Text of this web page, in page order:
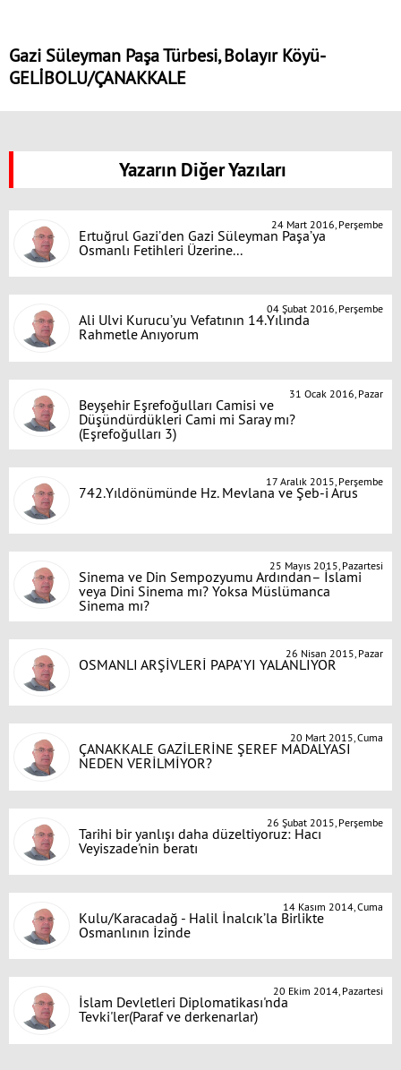
Gazi Süleyman Paşa Türbesi, Bolayır Köyü-
GELİBOLU/ÇANAKKALE
Yazarın Diğer Yazıları
Ertuğrul Gazi’den Gazi Süleyman Paşa’ya
Osmanlı Fetihleri Üzerine...
24 Mart 2016, Perşembe
Ali Ulvi Kurucu’yu Vefatının 14.Yılında
Rahmetle Anıyorum
04 Şubat 2016, Perşembe
Beyşehir Eşrefoğulları Camisi ve
Düşündürdükleri Cami mi Saray mı?
(Eşrefoğulları 3)
31 Ocak 2016, Pazar
742.Yıldönümünde Hz. Mevlana ve Şeb-i Arus
17 Aralık 2015, Perşembe
Sinema ve Din Sempozyumu Ardından– İslami
veya Dini Sinema mı? Yoksa Müslümanca
Sinema mı?
25 Mayıs 2015, Pazartesi
OSMANLI ARŞİVLERİ PAPA’YI YALANLIYOR
26 Nisan 2015, Pazar
ÇANAKKALE GAZİLERİNE ŞEREF MADALYASI
NEDEN VERİLMİYOR?
20 Mart 2015, Cuma
Tarihi bir yanlışı daha düzeltiyoruz: Hacı
Veyiszade'nin beratı
26 Şubat 2015, Perşembe
Kulu/Karacadağ - Halil İnalcık’la Birlikte
Osmanlının İzinde
14 Kasım 2014, Cuma
İslam Devletleri Diplomatikası'nda
Tevki'ler(Paraf ve derkenarlar)
20 Ekim 2014, Pazartesi